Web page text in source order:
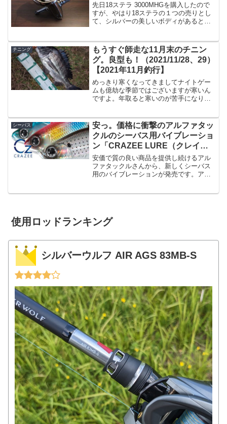
先日18ステラ 3000MHGを購入したので
すが、やはり18ステラの１つの売りとし
て、シルバーの美しいボディがあると思
は傷が付くと致命的なので出来るだけガ
ードしておきた...
チニング
もうすぐ師走な11月末のチニン
グ。良型も！（2021/11/28、29）
【2021年11月釣行】
めっきり寒くなってきましてナイトゲー
ムも億劫な季節ではございますが寒いん
ですよ。年取ると寒いのが苦手になりま
す。寒い、面倒くさい、風が強い、潮が
悪い、とか。でも結局風が...
シーバス
安っ。価格に衝撃のアルファタッ
クルのシーバス用バイブレーショ
ン「CRAZEE LURE（クレイジ
ールアー）」
安価で質の良い商品を提供し続けるアル
ファタックルさんから、新しくシーバス
用のバイブレーションが発売です。アル
使用ロッドランキング
シルバーウルフ AIR AGS 83MB-S